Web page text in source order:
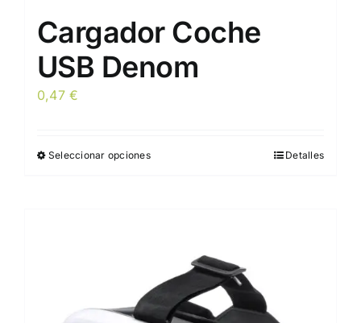
Cargador Coche
USB Denom
0,47€
Seleccionar opcionesEste
opciones
se
Detalles